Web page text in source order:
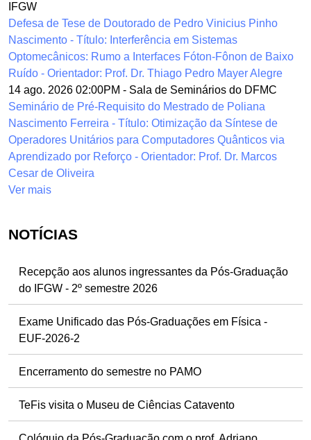
IFGW
Defesa de Tese de Doutorado de Pedro Vinicius Pinho
Nascimento - Título: Interferência em Sistemas
Optomecânicos: Rumo a Interfaces Fóton-Fônon de Baixo
Ruído - Orientador: Prof. Dr. Thiago Pedro Mayer Alegre
14 ago. 2026 02:00PM - Sala de Seminários do DFMC
Seminário de Pré-Requisito do Mestrado de Poliana
Nascimento Ferreira - Título: Otimização da Síntese de
Operadores Unitários para Computadores Quânticos via
Aprendizado por Reforço - Orientador: Prof. Dr. Marcos
Cesar de Oliveira
Ver mais
NOTÍCIAS
Recepção aos alunos ingressantes da Pós-Graduação
do IFGW - 2º semestre 2026
Exame Unificado das Pós-Graduações em Física -
EUF-2026-2
Encerramento do semestre no PAMO
TeFis visita o Museu de Ciências Catavento